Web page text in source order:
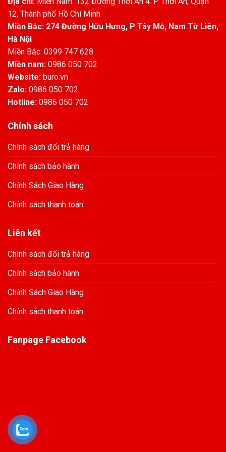
12, Thành phố Hồ Chí Minh
Miền Bắc: 274 Đường Hữu Hưng, P Tây Mỗ, Nam Từ Liên,
Hà Nội
Miền Bắc: 0399 747 628
Miền nam: 0986 050 702
Website: buro.vn
Zalo: 0986 050 702
Hotline: 0986 050 702
Chính sách
Chính sách đổi trả hàng
Chính sách bảo hành
Chính Sách Giao Hàng
Chính sách thanh toán
Liên kết
Chính sách đổi trả hàng
Chính sách bảo hành
Chính Sách Giao Hàng
Chính sách thanh toán
Fanpage Facebook